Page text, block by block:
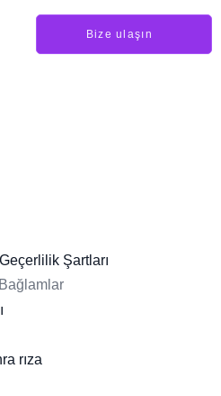
Bize ulaşın
Şartları
rıza